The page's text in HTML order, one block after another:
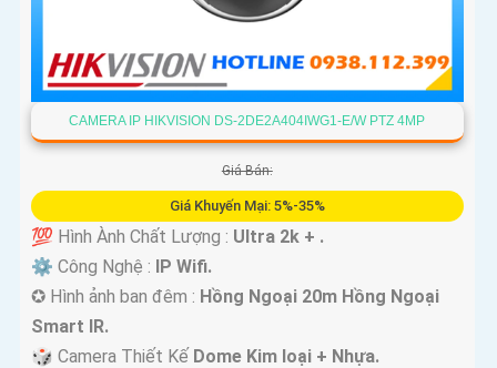
CAMERA IP HIKVISION DS-2DE2A404IWG1-E/W PTZ 4MP
Giá Bán:
Giá Khuyến Mại: 5%-35%
💯 Hình Ành Chất Lượng : Ultra 2k + .
⚙ Công Nghệ : IP Wifi.
✪ Hình ảnh ban đêm : Hồng Ngoại 20m Hồng Ngoại
Smart IR.
🎲 Camera Thiết Kế Dome Kim loại + Nhựa.